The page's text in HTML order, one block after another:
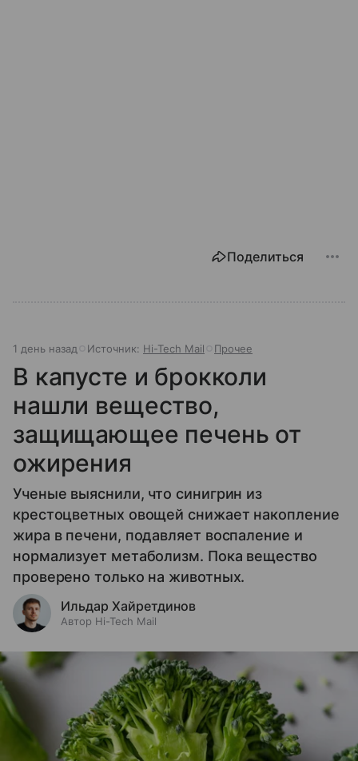
Поделиться
1 день назад Источник: Hi-Tech Mail Прочее
В капусте и брокколи
нашли вещество,
защищающее печень от
ожирения
Ученые выяснили, что синигрин из
крестоцветных овощей снижает накопление
жира в печени, подавляет воспаление и
нормализует метаболизм. Пока вещество
проверено только на животных.
Ильдар Хайретдинов
Автор Hi-Tech Mail